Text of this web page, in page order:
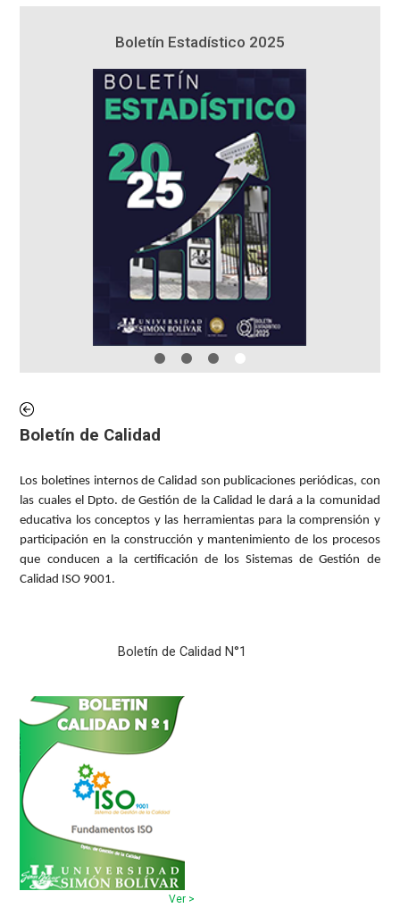
Boletín Estadístico 2025
Boletín de Calidad
Los boletines internos de Calidad son publicaciones periódicas, con
las cuales el Dpto. de Gestión de la Calidad le dará a la comunidad
educativa los conceptos y las herramientas para la comprensión y
participación en la construcción y mantenimiento de los procesos
que conducen a la certificación de los Sistemas de Gestión de
Calidad ISO 9001.
Boletín de Calidad N°1
Ver >